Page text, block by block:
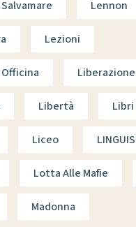
Lennon
Lezioni
Liberazione
Libertà Libri
Liceo
Lotta Alle Mafie
Madonna